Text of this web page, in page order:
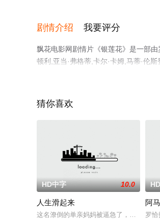
剧情介绍 我要评分
飘花电影网剧情片《银莲花》是一部由
顿利,亚当·弗格蒂,卡尔·卡姆,马蒂·伦
猜你喜欢
HD中字 10.0
人生滑起来
这名潦倒的单亲妈妈被逼急了，只好整装
HD
阿
罗